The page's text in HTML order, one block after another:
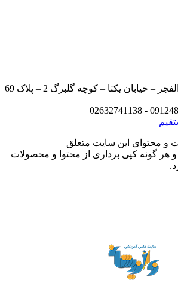
آدرس: کرج – میدان والفجر – خیابان یکتا – کوچه گلبرگ 2 – پلاک 69
و محتوای اين سایت متعلق
هر گونه کپی برداری از محتوا و محصولات